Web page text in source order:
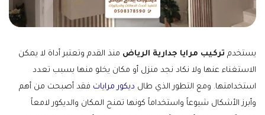
يستخدم تركيب مرايا جدارية الرياض منذ القدم وتعتبر أداة لا يمكن
الاستغناء عنها ولا نكاد نجد منزل أو مكان يخلو منها بسبب تعدد
استخدامتها. ومع التطور الذي طال ديكور مرايات فقد أصبحت من أهم
وأبرز الأشكال شيوعاً واستخداماً كونها تمنح المكان والديكور لامعاً